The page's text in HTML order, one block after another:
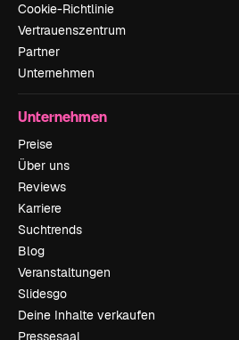
Cookie-Richtlinie
Vertrauenszentrum
Partner
Unternehmen
Unternehmen
Preise
Über uns
Reviews
Karriere
Suchtrends
Blog
Veranstaltungen
Slidesgo
Deine Inhalte verkaufen
Pressesaal